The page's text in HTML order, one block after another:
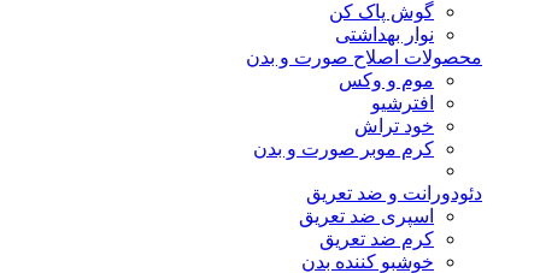
گوش پاک کن
نوار بهداشتی
محصولات اصلاح صورت و بدن
موم و وکس
افترشیو
خود تراش
کرم موبر صورت و بدن
دئودورانت و ضد تعریق
اسپری ضد تعریق
کرم ضد تعریق
خوشبو کننده بدن